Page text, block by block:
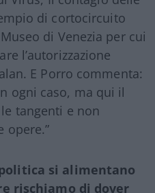
di cortocircuito
di Venezia per cui
l’autorizzazione
E Porro commenta:
ogni caso, ma qui il
tangenti e non
opere.”
si alimentano
rischiamo di dover